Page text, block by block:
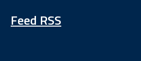
Feed RSS